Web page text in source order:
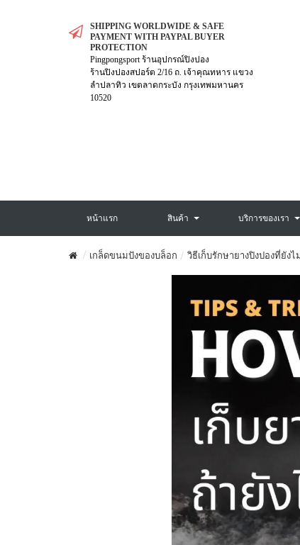
SHIPPING WORLDWIDE & SAFE
PAYMENT WITH PAYPAL BUYER
PROTECTION
Pingpongsport ร้านอุปกรณ์ปิงปอง
ร้านปิงปองสปอร์ต 2/16 ถ. เจ้าคุณทหาร แขวง
ลำปลาทิว เขตลาดกระบัง กรุงเทพมหานคร
10520
หน้าแรก สินค้า บริการของเรา
เกล็ดขนมปังของบล็อก วิธีเก็บรักษายางปิงปองที่ยัง